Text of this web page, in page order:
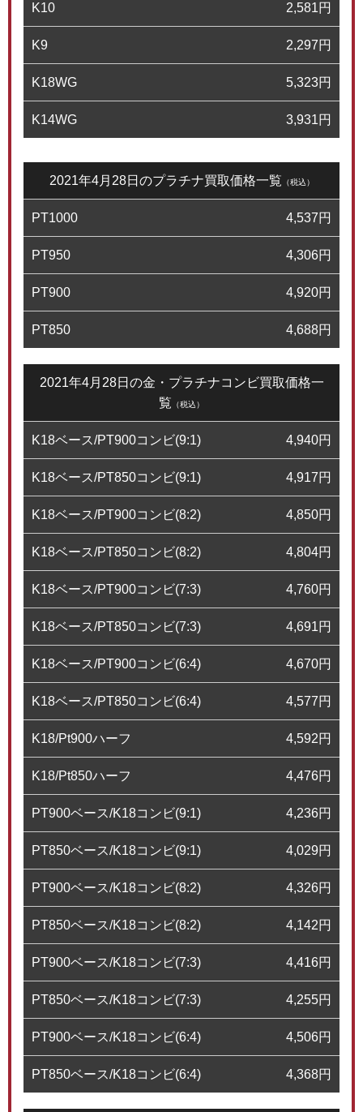
K10 2,581円
K9 2,297円
K18WG 5,323円
K14WG 3,931円
2021年4月28日のプラチナ買取価格一覧 （税込）
PT1000 4,537円
PT950 4,306円
PT900 4,920円
PT850 4,688円
2021年4月28日の金・プラチナコンビ買取価格一
覧 （税込）
K18ベース/PT900コンビ(9:1) 4,940円
K18ベース/PT850コンビ(9:1) 4,917円
K18ベース/PT900コンビ(8:2) 4,850円
K18ベース/PT850コンビ(8:2) 4,804円
K18ベース/PT900コンビ(7:3) 4,760円
K18ベース/PT850コンビ(7:3) 4,691円
K18ベース/PT900コンビ(6:4) 4,670円
K18ベース/PT850コンビ(6:4) 4,577円
K18/Pt900ハーフ 4,592円
K18/Pt850ハーフ 4,476円
PT900ベース/K18コンビ(9:1) 4,236円
PT850ベース/K18コンビ(9:1) 4,029円
PT900ベース/K18コンビ(8:2) 4,326円
PT850ベース/K18コンビ(8:2) 4,142円
PT900ベース/K18コンビ(7:3) 4,416円
PT850ベース/K18コンビ(7:3) 4,255円
PT900ベース/K18コンビ(6:4) 4,506円
PT850ベース/K18コンビ(6:4) 4,368円